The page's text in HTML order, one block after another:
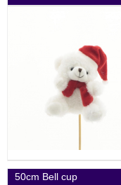
50cm Bell cup